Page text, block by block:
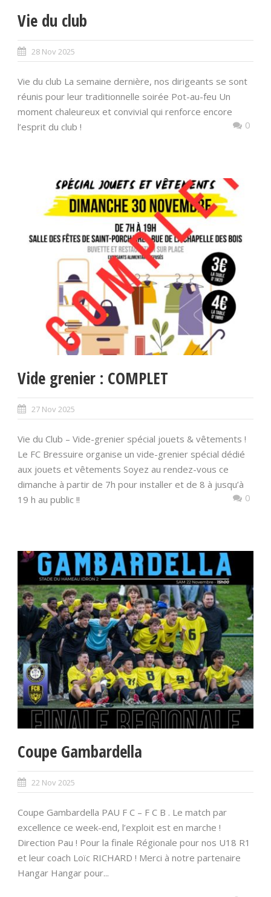
Vie du club
28 Nov 2025
Vie du club La semaine dernière, nos dirigeants se sont
réunis pour leur traditionnelle soirée Pot-au-feu Un
moment chaleureux et convivial qui renforce encore
l’esprit du club !
0
Vide grenier : COMPLET
27 Nov 2025
Vie du Club – Vide-grenier spécial jouets & vêtements !
Le FC Bressuire organise un vide-grenier spécial dédié
aux jouets et vêtements Soyez au rendez-vous ce
dimanche à partir de 7h pour installer et de 8 à jusqu’à
19 h au public !!
0
Coupe Gambardella
22 Nov 2025
Coupe Gambardella PAU F C – F C B . Le match par
excellence ce week-end, l’exploit est en marche !
Direction Pau ! Pour la finale Régionale pour nos U18 R1
et leur coach Loïc RICHARD ! Merci à notre partenaire
Hangar Hangar pour...